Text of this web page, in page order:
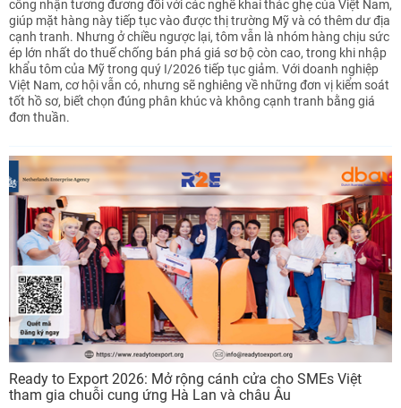
công nhận tương đương đối với các nghề khai thác ghẹ của Việt Nam,
giúp mặt hàng này tiếp tục vào được thị trường Mỹ và có thêm dư địa
cạnh tranh. Nhưng ở chiều ngược lại, tôm vẫn là nhóm hàng chịu sức
ép lớn nhất do thuế chống bán phá giá sơ bộ còn cao, trong khi nhập
khẩu tôm của Mỹ trong quý I/2026 tiếp tục giảm. Với doanh nghiệp
Việt Nam, cơ hội vẫn có, nhưng sẽ nghiêng về những đơn vị kiểm soát
tốt hồ sơ, biết chọn đúng phân khúc và không cạnh tranh bằng giá
đơn thuần.
Ready to Export 2026: Mở rộng cánh cửa cho SMEs Việt
tham gia chuỗi cung ứng Hà Lan và châu Âu